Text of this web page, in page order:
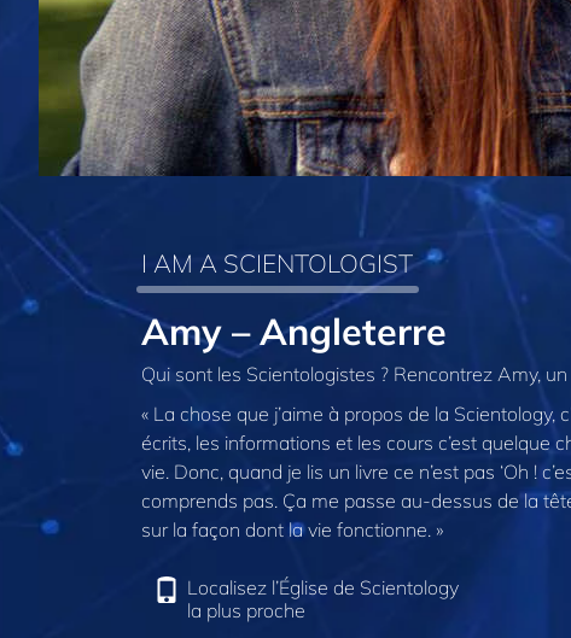
I AM A SCIENTOLOGIST
Amy – Angleterre
Qui sont les Scientologistes ? Rencontrez Amy,
« La chose que j’aime à propos de la
écrits, les informations et les cours c’est quelque
vie. Donc, quand je lis un livre ce n’est pas ‘Oh !
comprends pas. Ça me passe au-dessus de la
sur la façon dont la vie fonctionne. »
Localisez l’Église de Scientology
la plus proche